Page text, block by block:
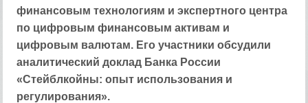
финансовым технологиям и экспертного центра
по цифровым финансовым активам и
цифровым валютам. Его участники обсудили
аналитический доклад Банка России
«Стейблкойны: опыт использования и
регулирования».